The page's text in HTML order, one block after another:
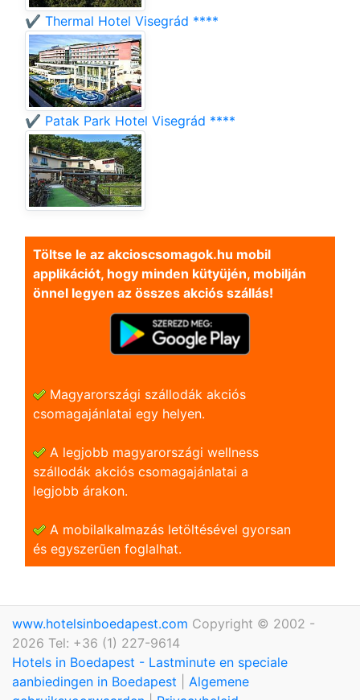
✔️ Thermal Hotel Visegrád ****
✔️ Patak Park Hotel Visegrád ****
Töltse le az akcioscsomagok.hu mobil
applikációt, hogy minden kütyüjén, mobilján
önnel legyen az összes akciós szállás!
Magyarországi szállodák akciós
csomagajánlatai egy helyen.
A legjobb magyarországi wellness
szállodák akciós csomagajánlatai a
legjobb árakon.
A mobilalkalmazás letöltésével gyorsan
és egyszerũen foglalhat.
www.hotelsinboedapest.com Copyright © 2002 -
2026 Tel: +36 (1) 227-9614
Hotels in Boedapest - Lastminute en speciale
aanbiedingen in Boedapest
Algemene